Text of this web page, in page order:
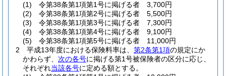
(1)
令第38条第1項第1号に掲げる者 3,700円
(2)
令第38条第1項第2号に掲げる者 5,500円
(3)
令第38条第1項第3号に掲げる者 7,300円
(4)
令第38条第1項第4号に掲げる者 9,100円
(5)
令第38条第1項第5号に掲げる者 11,000円
2
平成13年度における保険料率は、 第2条第1項の規定にか
かわらず、 次の各号に掲げる第1号被保険者の区分に応じ、
それぞれ当該各号に定める額とする。